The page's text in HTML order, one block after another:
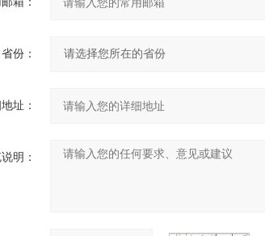
省份：
址：
明：